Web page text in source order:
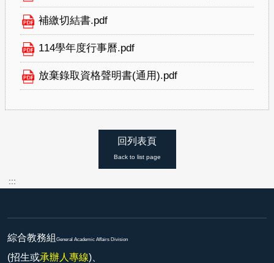
補繳切結書.pdf
114學年度行事曆.pdf
放棄錄取資格聲明書(通用).pdf
回列表頁
Back to list page
:::
綜合教務組 General Academic Affairs Division
(招生或承辦人專線)、